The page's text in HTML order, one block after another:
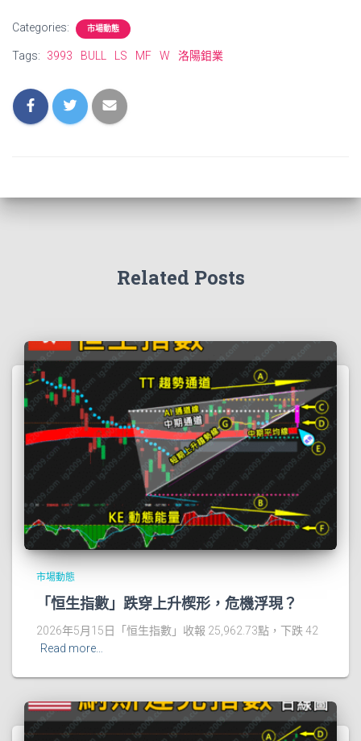
Categories: 市場動態
Tags: 3993 BULL LS MF W 洛陽鉬業
Related Posts
市場動態
「恒生指數」跌穿上升楔形，危機浮現？
2026年5月15日「恒生指數」收報 25,962.73點，下跌 42
Read more…